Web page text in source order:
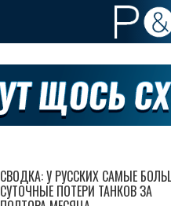
СВОДКА: У РУССКИХ САМЫЕ
СУТОЧНЫЕ ПОТЕРИ ТАНКОВ ЗА